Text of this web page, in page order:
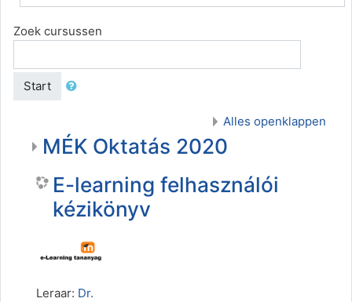
Zoek cursussen
Start
Alles openklappen
MÉK Oktatás 2020
E-learning felhasználói
kézikönyv
Leraar: Dr.